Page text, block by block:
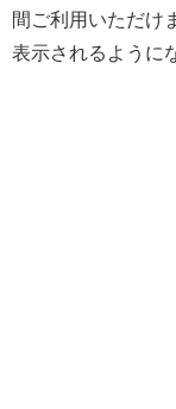
間ご利用いただけ
表示されるように